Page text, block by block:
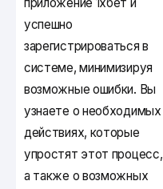
успешно
зарегистрироваться в
системе, минимизируя
возможные ошибки. Вы
узнаете о необходимых
действиях, которые
упростят этот процесс,
а также о возможных